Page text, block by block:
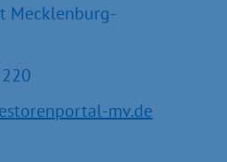
Mecklenburg-
mv.de